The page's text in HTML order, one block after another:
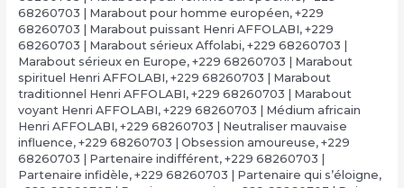
68260703 | Marabout pour homme européen, +229
68260703 | Marabout puissant Henri AFFOLABI, +229
68260703 | Marabout sérieux Affolabi, +229 68260703 |
Marabout sérieux en Europe, +229 68260703 | Marabout
spirituel Henri AFFOLABI, +229 68260703 | Marabout
traditionnel Henri AFFOLABI, +229 68260703 | Marabout
voyant Henri AFFOLABI, +229 68260703 | Médium africain
Henri AFFOLABI, +229 68260703 | Neutraliser mauvaise
influence, +229 68260703 | Obsession amoureuse, +229
68260703 | Partenaire indifférent, +229 68260703 |
Partenaire infidèle, +229 68260703 | Partenaire qui s’éloigne,